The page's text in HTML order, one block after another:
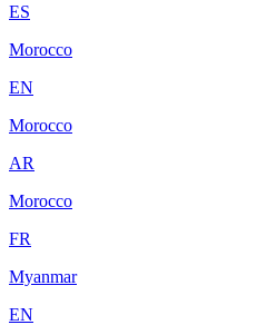
ES
Morocco
EN
Morocco
AR
Morocco
FR
Myanmar
EN